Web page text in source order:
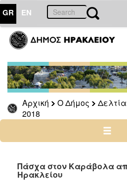
GR EN
Αρχική Ο Δήμος
2018
ΔΗΜΟΣ
Δελτία
Τύπου
Αρχείο
2026
2025
2022
2021
Πάσχα στον Καράβολα
Ηρακλείου